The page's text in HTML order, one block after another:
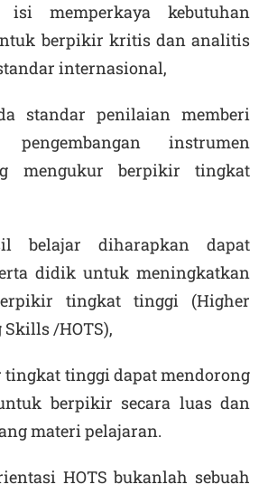
memperkaya kebutuhan
berpikir kritis dan analitis
internasional,
standar penilaian memberi
instrumen
mengukur berpikir tingkat
belajar diharapkan dapat
didik untuk meningkatkan
tingkat tinggi (Higher
/HOTS),
tinggi dapat mendorong
berpikir secara luas dan
materi pelajaran.
HOTS bukanlah sebuah